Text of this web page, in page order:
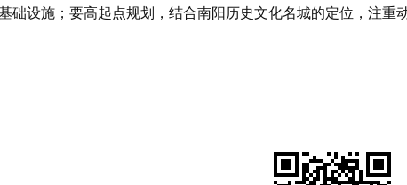
础设施；要高起点规划，结合南阳历史文化名城的定位，注